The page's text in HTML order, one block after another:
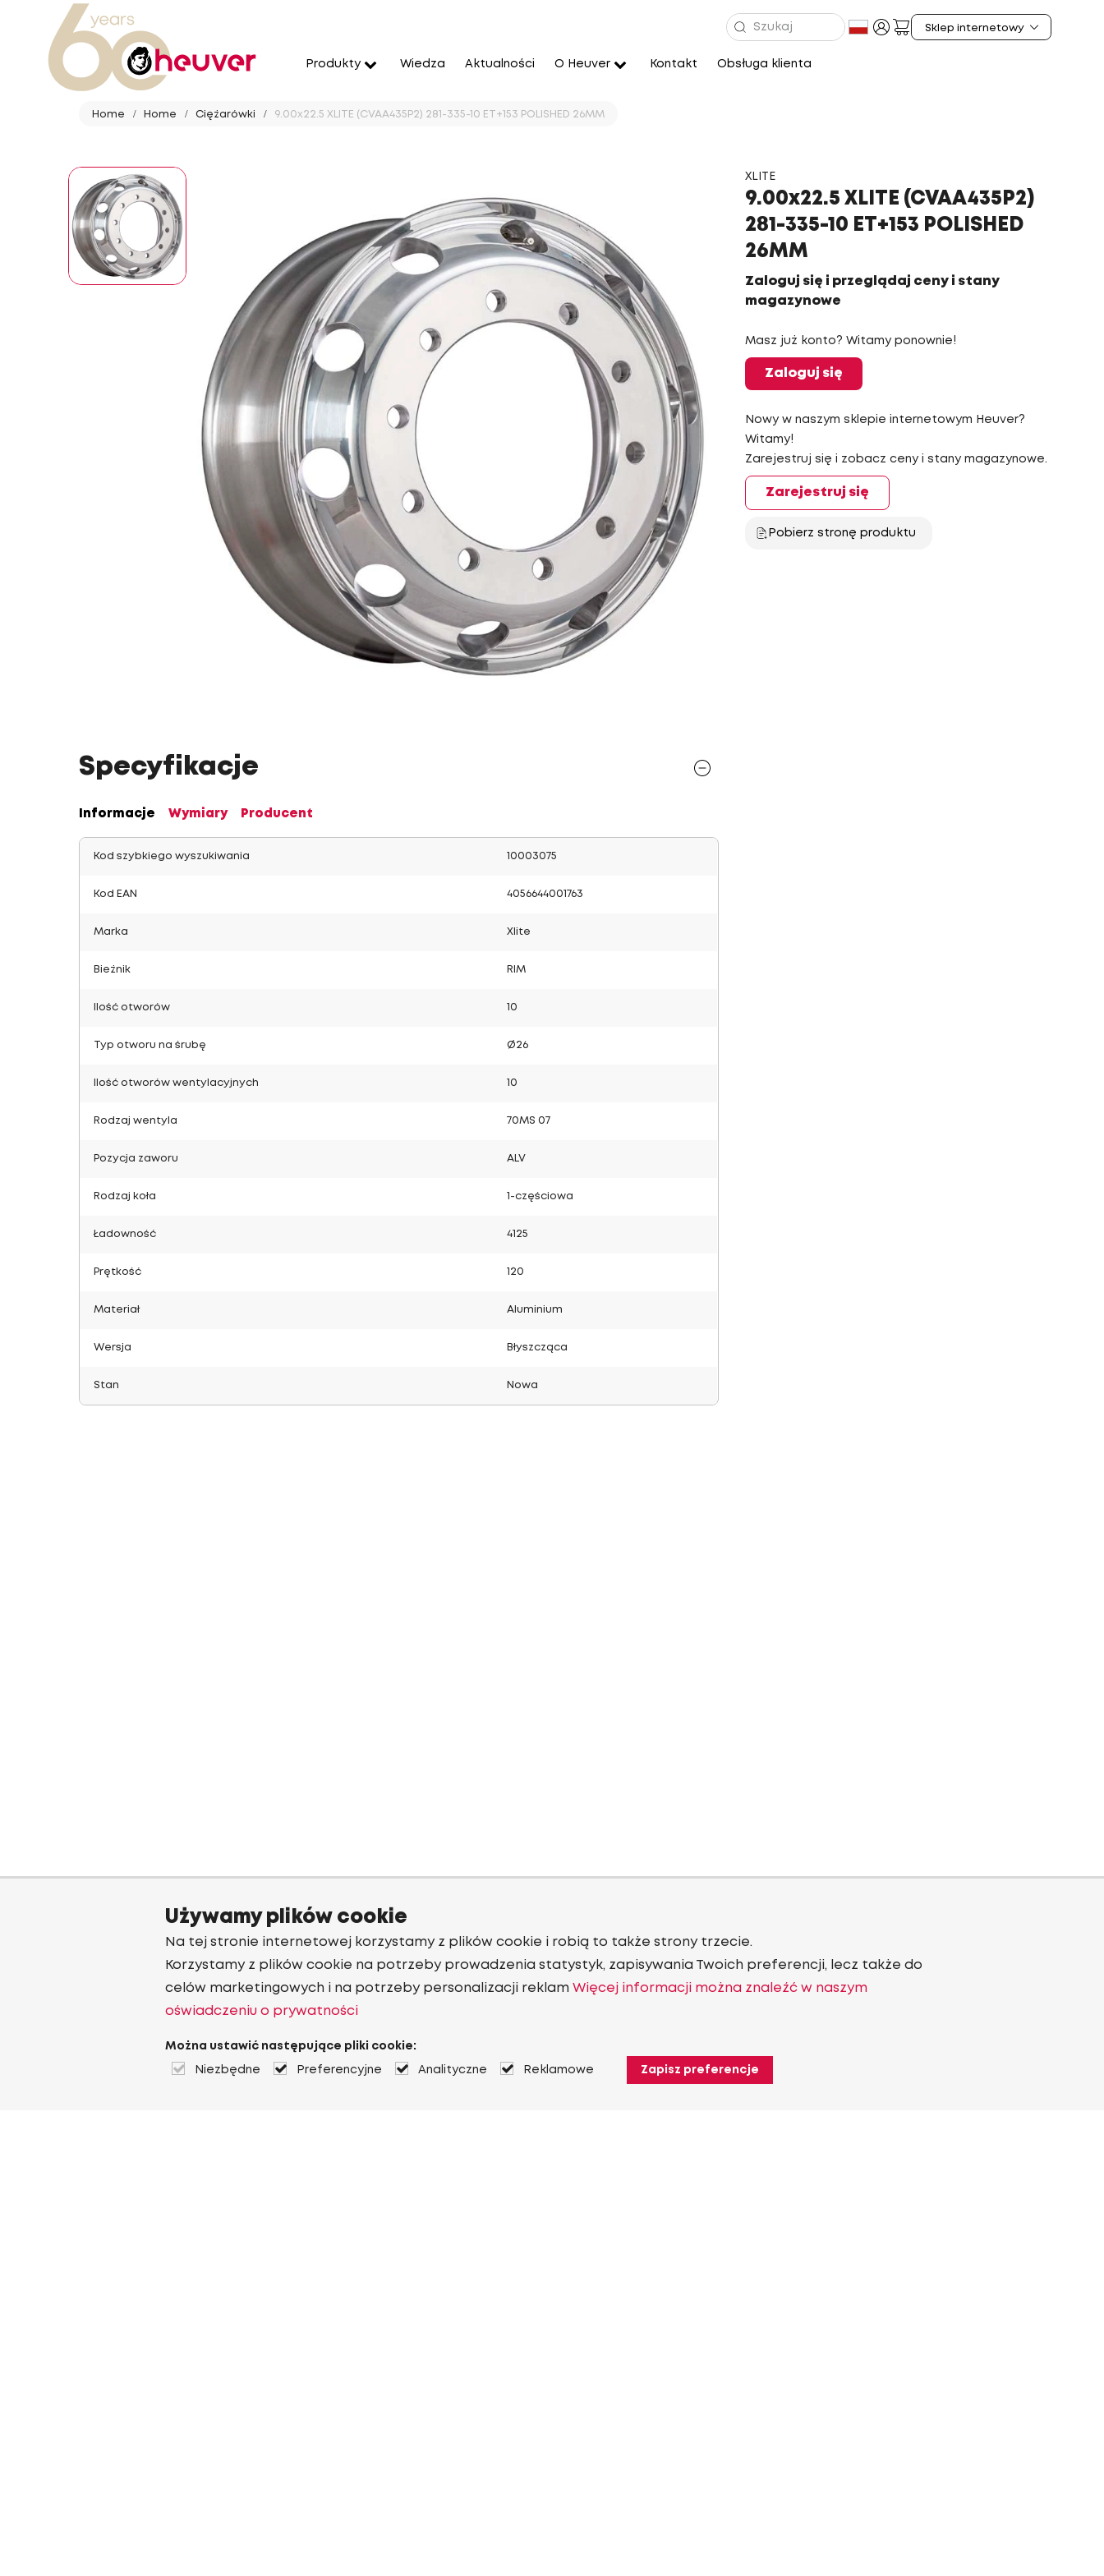
Produkty Wiedza Aktualności O Heuver Kontakt Obsługa klienta
Home Home Ciężarówki 9.00x22.5 XLITE (CVAA435P2) 281-335-10 ET+153 POLISHED 26MM
XLITE
9.00x22.5 XLITE (CVAA435P2)
281-335-10 ET+153 POLISHED
26MM
Zaloguj się i przeglądaj ceny i stany
magazynowe
Masz już konto? Witamy ponownie!
Zaloguj się
Nowy w naszym sklepie internetowym Heuver?
Witamy!
Zarejestruj się i zobacz ceny i stany magazynowe.
Zarejestruj się
Pobierz stronę produktu
Specyfikacje
Informacje Wymiary Producent
Kod szybkiego wyszukiwania 10003075
Kod EAN 4056644001763
Marka Xlite
Bieżnik RIM
Ilość otworów 10
Typ otworu na śrubę Ø26
Ilość otworów wentylacyjnych 10
Rodzaj wentyla 70MS 07
Pozycja zaworu ALV
Rodzaj koła 1-częściowa
Ładowność 4125
Prętkość 120
Materiał Aluminium
Wersja Błyszcząca
Stan Nowa
Używamy plików cookie
Na tej stronie internetowej korzystamy z plików cookie i robią to także strony trzecie.
Korzystamy z plików cookie na potrzeby prowadzenia statystyk, zapisywania Twoich preferencji, lecz także do
celów marketingowych i na potrzeby personalizacji reklam Więcej informacji można znaleźć w naszym
oświadczeniu o prywatności
Można ustawić następujące pliki cookie:
Niezbędne Preferencyjne Analityczne Reklamowe Zapisz preferencje